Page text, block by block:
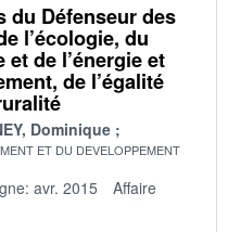
du Défenseur des
l’écologie, du
de l’énergie et
de l’égalité
Dominique
ET DU DEVELOPPEMENT
avr. 2015
Affaire